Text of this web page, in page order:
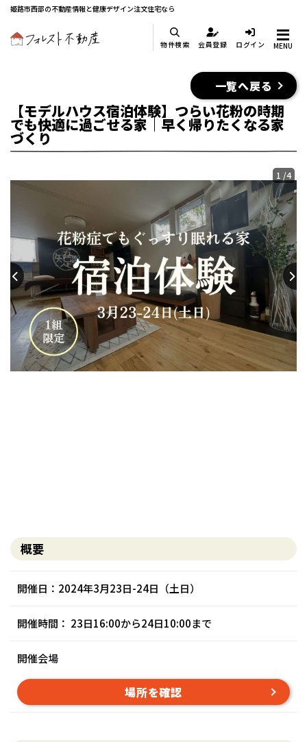
姫路市西部の不動産情報と健康デザイン注文住宅なら
物件検索 会員登録 ログイン MENU
一覧へ戻る
【モデルハウス宿泊体験】つらい花粉の時期
でも快適に過ごせる家｜早く帰りたくなる家
づくり
1 /4
概要
開催日：2024年3月23日-24日（土日）
開催時間： 23日16:00から24日10:00まで
開催会場
場所を確認